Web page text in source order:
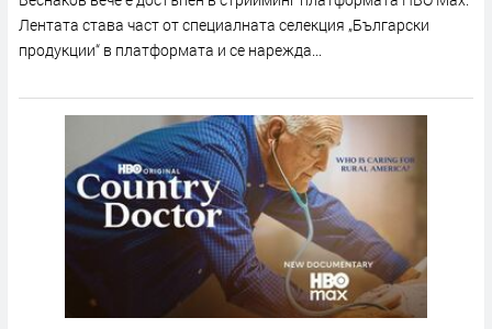
Лентата става част от специалната селекция „Български
продукции“ в платформата и се нарежда...